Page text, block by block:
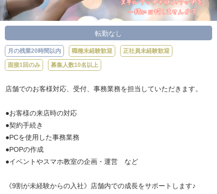
転勤なし
月の残業20時間以内 職種未経験歓迎 正社員未経験歓迎
面接1回のみ 募集人数10名以上
店舗でのお客様対応、受付、事務業務を担当していただきます。
●お客様の来店時の対応
●契約手続き
●PCを使用した事務業務
●POPの作成
●イベントやスマホ教室の企画・運営 など
《9割が未経験からの入社》店舗内での成長をサポートします♪